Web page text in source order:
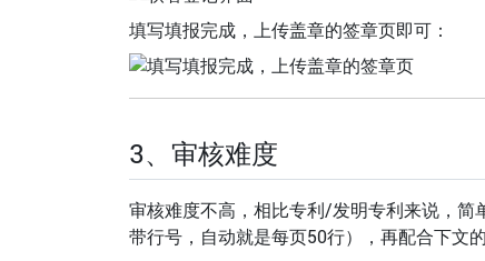
填写填报完成，上传盖章的签章页即可：
3、审核难度
审核难度不高，相比专利/发明专利来说，简
带行号，自动就是每页50行），再配合下文的